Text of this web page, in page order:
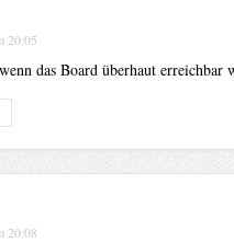
20:05
das Board überhaut
20:08